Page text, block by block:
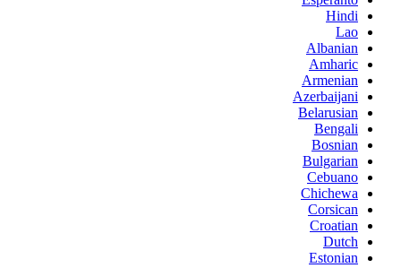
Hindi
Lao
Albanian
Amharic
Armenian
Azerbaijani
Belarusian
Bengali
Bosnian
Bulgarian
Cebuano
Chichewa
Corsican
Croatian
Dutch
Estonian